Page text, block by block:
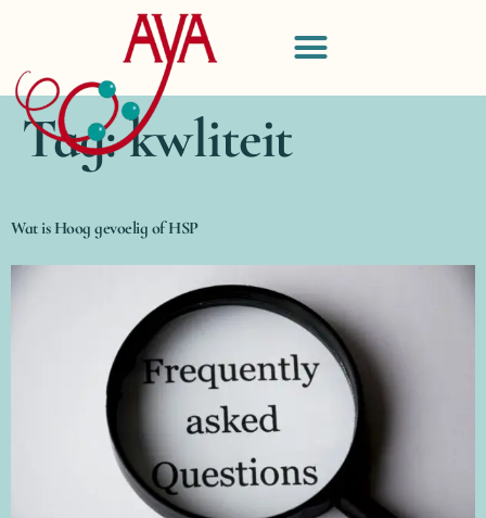
Tag:kwliteit
Wat is Hoog gevoelig of HSP